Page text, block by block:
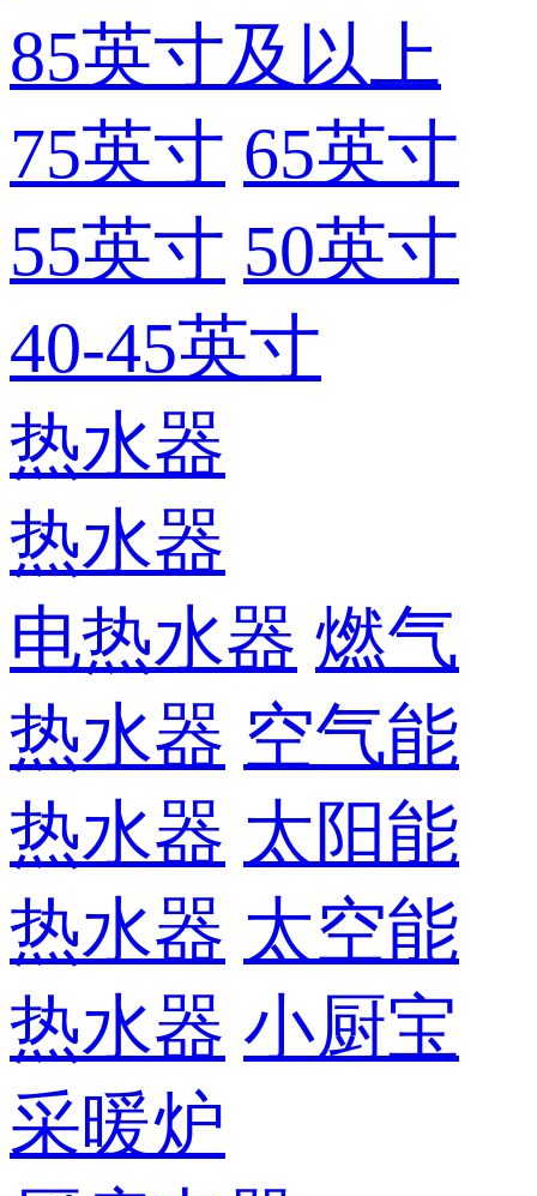
85英寸及以上
75英寸 65英寸
55英寸 50英寸
40-45英寸
热水器
热水器
电热水器 燃气
热水器 空气能
热水器 太阳能
热水器 太空能
热水器 小厨宝
采暖炉